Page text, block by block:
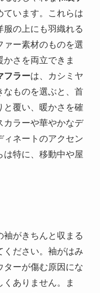
ています。これらは
の上にも羽織れる
ー素材のものを選
さを両立できま
フラーは、カシミヤ
なものを選ぶと、首
と覆い、暖かさを確
カラーや華やかなデ
ィネートのアクセン
は特に、移動中や屋
袖がきちんと収まる
ください。袖がはみ
ターが傷む原因にな
ありません。ま